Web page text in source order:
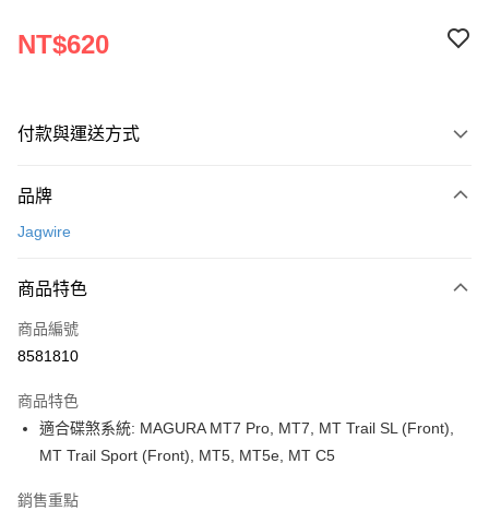
NT$620
付款與運送方式
信用卡一次付款
LINE Pay
Apple Pay
相關說明
【關於「AFTEE先享後付」】
AFTEE先享後付是「在收到商品之後才付款」的支付方式。 讓您購物簡單
便利好安心！
２．便利：只要手機號碼，簡訊認證，即可結帳。
ATM付款
運送方式
品牌
Jagwire
商品特色
商品編號
8581810
商品特色
適合碟煞系統: MAGURA MT7 Pro, MT7, MT Trail SL (Front),
MT Trail Sport (Front), MT5, MT5e, MT C5
銷售重點